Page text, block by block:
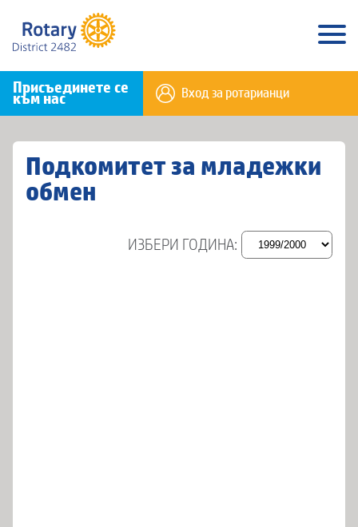
Присъединете се
към нас Вход за ротарианци
Подкомитет за младежки
обмен
ИЗБЕРИ ГОДИНА: